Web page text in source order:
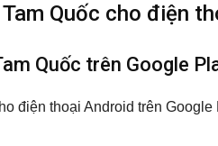
Quốc cho điện
Quốc trên Google
điện thoại Android trên Google